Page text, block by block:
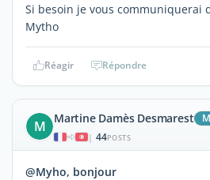
Si besoin je vous communiquerai
Mytho
Réagir Répondre
M Martine Damès Desmarest
| 44POSTS
@Myho, bonjour